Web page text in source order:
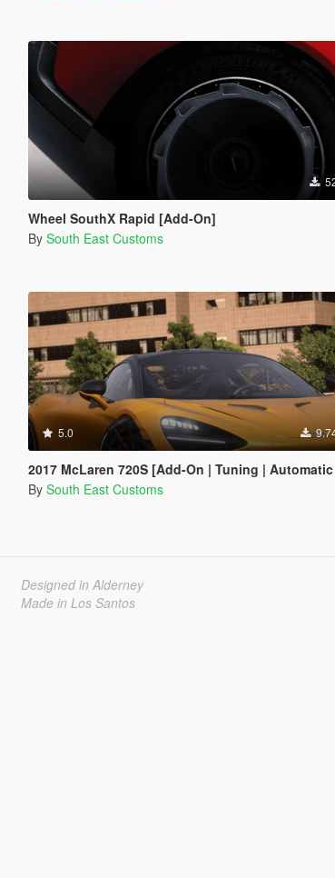
Wheel SouthX Rapid [Add-On]
By South East Customs
5.0
2017 McLaren 720S [Add-On | Tuning | Automatic
By South East Customs
Designed in Alderney
Made in Los Santos